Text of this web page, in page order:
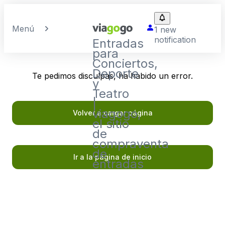
Menú
Entradas
para
Conciertos,
Deporte
y
Teatro
|
viagogo,
el sitio
de
compraventa
de
entradas
1 new
notification
Te pedimos disculpas, ha habido un error.
Volver a cargar página
Ir a la página de inicio